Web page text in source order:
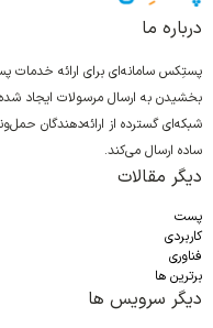
درباره ما
پستِکس سامانه‌ای برای ارائه
بخشیدن به ارسال مرسولات ایجاد
شبکه‌ای گسترده از ارائه‌دهندگان
ساده ارسال می‌کند.
دیگر مقالات
پست
کاربردی
فناوری
برترین ها
دیگر سرویس ها